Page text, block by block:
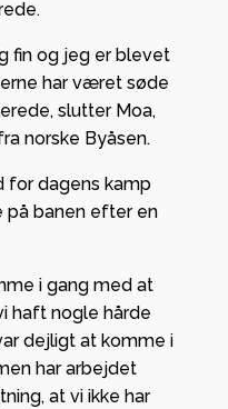
fin og jeg er blevet
har været søde
slutter Moa,
norske Byåsen.
for dagens kamp
banen efter en
i gang med at
haft nogle hårde
dejligt at komme i
har arbejdet
at vi ikke har